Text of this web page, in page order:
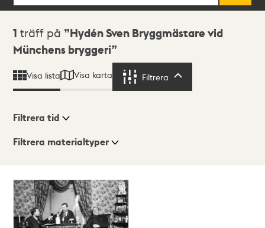
Sökresultat
1 träff på
Hydén Sven Bryggmästare vid
Münchens bryggeri
Visa lista Visa karta Filtrera
Visningsläge
Lista
Karta
Filtrera tid
Filtrera materialtyper
träffar